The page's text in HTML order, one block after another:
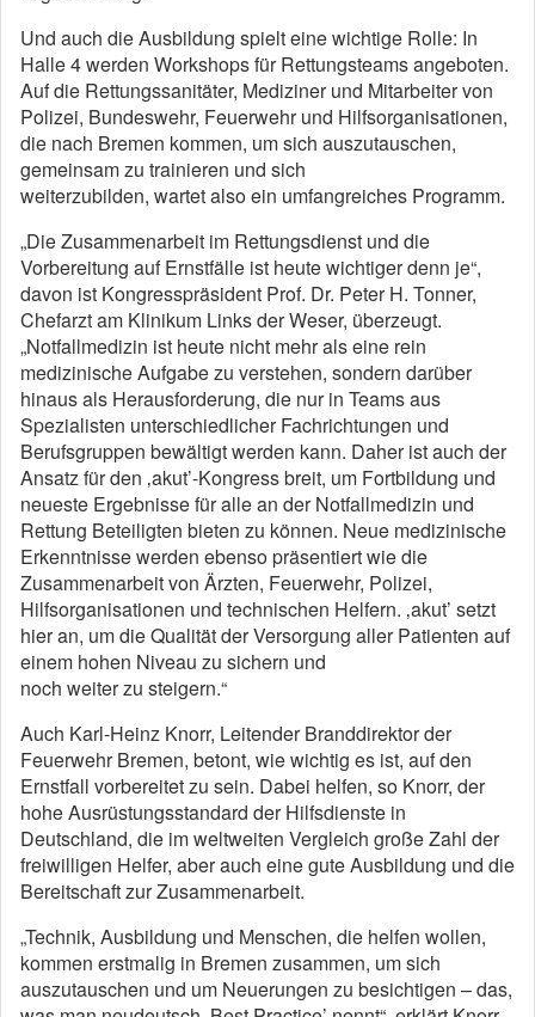
Und auch die Ausbildung spielt eine wichtige Rolle: In
Halle 4 werden Workshops für Rettungsteams angeboten.
Auf die Rettungssanitäter, Mediziner und Mitarbeiter von
Polizei, Bundeswehr, Feuerwehr und Hilfsorganisationen,
die nach Bremen kommen, um sich auszutauschen,
gemeinsam zu trainieren und sich
weiterzubilden, wartet also ein umfangreiches Programm.
„Die Zusammenarbeit im Rettungsdienst und die
Vorbereitung auf Ernstfälle ist heute wichtiger denn je“,
davon ist Kongresspräsident Prof. Dr. Peter H. Tonner,
Chefarzt am Klinikum Links der Weser, überzeugt.
„Notfallmedizin ist heute nicht mehr als eine rein
medizinische Aufgabe zu verstehen, sondern darüber
hinaus als Herausforderung, die nur in Teams aus
Spezialisten unterschiedlicher Fachrichtungen und
Berufsgruppen bewältigt werden kann. Daher ist auch der
Ansatz für den ‚akut’-Kongress breit, um Fortbildung und
neueste Ergebnisse für alle an der Notfallmedizin und
Rettung Beteiligten bieten zu können. Neue medizinische
Erkenntnisse werden ebenso präsentiert wie die
Zusammenarbeit von Ärzten, Feuerwehr, Polizei,
Hilfsorganisationen und technischen Helfern. ‚akut’ setzt
hier an, um die Qualität der Versorgung aller Patienten auf
einem hohen Niveau zu sichern und
noch weiter zu steigern.“
Auch Karl-Heinz Knorr, Leitender Branddirektor der
Feuerwehr Bremen, betont, wie wichtig es ist, auf den
Ernstfall vorbereitet zu sein. Dabei helfen, so Knorr, der
hohe Ausrüstungsstandard der Hilfsdienste in
Deutschland, die im weltweiten Vergleich große Zahl der
freiwilligen Helfer, aber auch eine gute Ausbildung und die
Bereitschaft zur Zusammenarbeit.
„Technik, Ausbildung und Menschen, die helfen wollen,
kommen erstmalig in Bremen zusammen, um sich
auszutauschen und um Neuerungen zu besichtigen – das,